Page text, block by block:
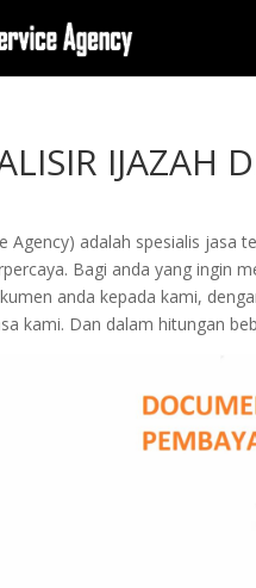
IJAZAH
Agency) adalah spesialis jasa
Bagi anda yang ingin
anda kepada kami,
kami. Dan dalam hitungan